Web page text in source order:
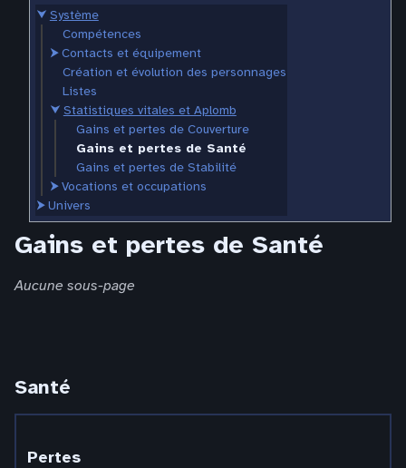
⮟ Système
Compétences
⮞Contacts et équipement
Création et évolution des personnages
Listes
⮟ Statistiques vitales et Aplomb
Gains et pertes de Couverture
Gains et pertes de Santé
Gains et pertes de Stabilité
⮞Vocations et occupations
⮞Univers
Gains et pertes de Santé
Aucune sous-page
Santé
Pertes